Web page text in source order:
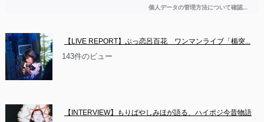
【LIVE REPORT】ぶっ恋呂百花　ワンマンライブ「楯突...
143件のビュー
【INTERVIEW】もりばやしみほが語る、ハイポジ今昔物語